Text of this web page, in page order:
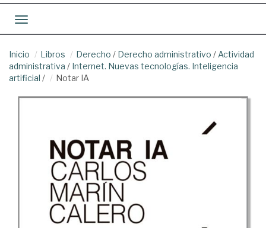
Toggle navigation
Inicio Libros Derecho / Derecho administrativo / Actividad
administrativa / Internet. Nuevas tecnologías. Inteligencia
artificial / Notar IA